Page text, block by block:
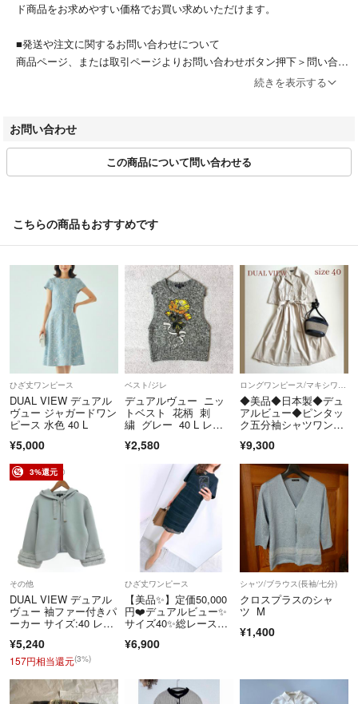
ド商品をお求めやすい価格でお買い求めいただけます。
■発送や注文に関するお問い合わせについて
商品ページ、または取引ページよりお問い合わせボタン押下＞問い合わ
せフォームよりお問い合わせください。受付時間：平日10：00～16：0
■【沖縄県・離島への配送について】
沖縄県・離島へのお届けにつきましては、配送会社の規定により追加送
料が発生する場合がございます。
事前のお問い合わせなくご購入いただいた場合は、ご注文をキャンセル
■お取引について
当店はラクマの規約に則り営業させていただいております。
特定のお客様に対するお取り置きや専用ページには対応できかねます。
またお問い合わせの有無に関わらず、ご購入は先着順とさせて頂いてお
ります。
お値下げ・お値引き等ののお問い合わせには一切お応えしておりませ
ん。
お問い合わせいただいてもご返信は出来かねませんので予めご了承くだ
さい。
■商品の在庫について
掲載商品は複数店舗で同時出品中です。基本的に一点物の商品を取り扱
っているため
ご注文を頂いた時点で在庫がない場合がございます。万が一欠品の場合
はご了承ください。
＝＝＝＝＝＝＝＝＝＝＝＝＝＝
こちらのアカウントはラクマ公式パートナーの株式会社ABCによって
運営されています。
▼特商法
https://fril.jp/ts/official/law/a022/
▼返品特約
https://fril.jp/ts/official/law/a022/#return_policy
▼適格請求書登録番号
T6012401010091
続きを表示する
お問い合わせ
この商品について問い合わせる
こちらの商品もおすすめです
ひざ丈ワンピース
DUAL VIEW デュアル
ヴュー ジャガードワン
ピース 水色 40 L
¥5,000
ベスト/ジレ
デュアルヴュー ニッ
トベスト 花柄 刺
繍 グレー 40 L レイ
¥2,580
ロングワンピース/マキシワンピース
◆美品◆日本製◆デュ
アルビュー◆ピンタッ
ク五分袖シャツワンピ
¥9,300
3%還元
その他
DUAL VIEW デュアル
ヴュー 袖ファー付きパ
ーカー サイズ:40 レッ
ート/大きめ グレ
ー レディース / 24000
1172467
¥5,240
157円相当還元(3%)
ひざ丈ワンピース
【美品✨】定価50,000
円❤️デュアルビュー✨
サイズ40✨総レース刺
¥6,900
シャツ/ブラウス(長袖/七分)
クロスプラスのシャ
ツ M
¥1,400